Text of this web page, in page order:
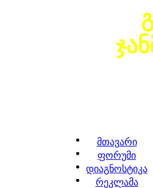
მთავარი
ფორუმი
დიაგნოსტიკა
რეკლამა